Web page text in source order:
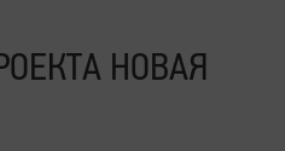
НОВАЯ